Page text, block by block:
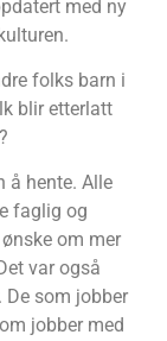
med ny
folks barn i
blir etterlatt
å hente. Alle
faglig og
om mer
var også
som jobber
jobber med